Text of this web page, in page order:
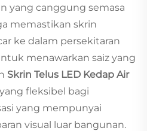
yang canggung semasa
memastikan skrin
ke dalam persekitaran
menawarkan saiz yang
Skrin Telus LED Kedap Air
fleksibel bagi
yang mempunyai
visual luar bangunan.